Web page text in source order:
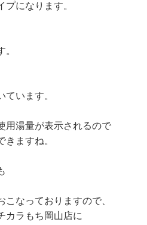
になります。
います。
用湯量が表示されるので
ますね。
なっておりますので、
カラもち岡山店に